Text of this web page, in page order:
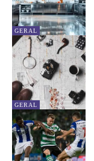
GERAL
GERAL